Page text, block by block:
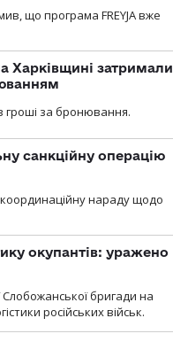
що програма FREYJA вже
Харківщині затримали
гроші за бронювання.
санкційну операцію
нараду щодо
окупантів: уражено
бригади на
російських військ.